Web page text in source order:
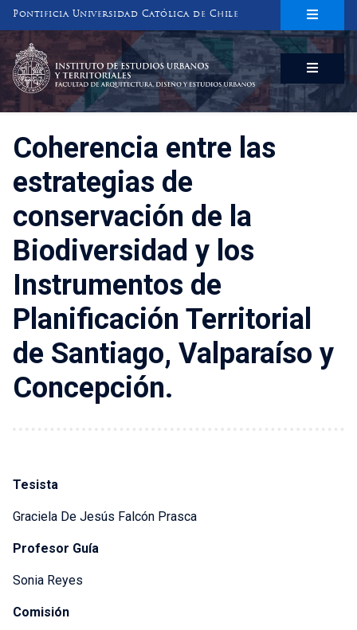
Pontificia Universidad Católica de Chile
INSTITUTO DE ESTUDIOS URBANOS
Y TERRITORIALES
FACULTAD DE ARQUITECTURA, DISEÑO Y ESTUDIOS URBANOS
Coherencia entre las
estrategias de
conservación de la
Biodiversidad y los
Instrumentos de
Planificación Territorial
de Santiago, Valparaíso y
Concepción.
Tesista
Graciela De Jesús Falcón Prasca
Profesor Guía
Sonia Reyes
Comisión